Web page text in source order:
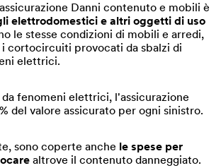
Danni contenuto e mobili è
elettrodomestici e altri oggetti di uso
le stesse condizioni di mobili e arredi,
i cortocircuiti provocati da sbalzi di
elettrici.
da fenomeni elettrici, l'assicurazione
del valore assicurato per ogni sinistro.
sono coperte anche le spese per
altrove il contenuto danneggiato.